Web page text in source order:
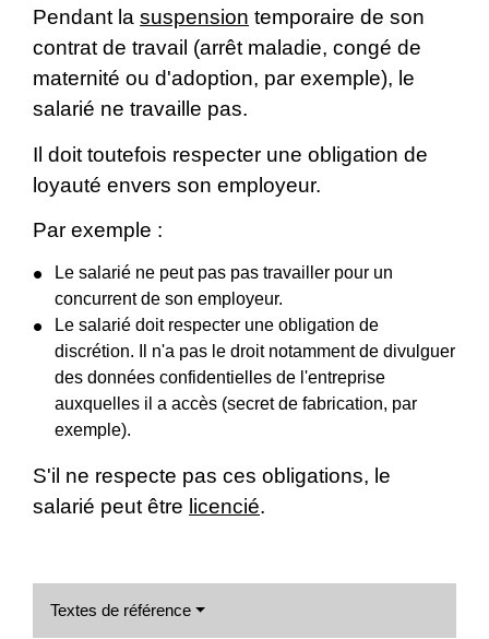
Pendant la suspension temporaire de son
contrat de travail (arrêt maladie, congé de
maternité ou d'adoption, par exemple), le
salarié ne travaille pas.
Il doit toutefois respecter une obligation de
loyauté envers son employeur.
Par exemple :
Le salarié ne peut pas pas travailler pour un
concurrent de son employeur.
Le salarié doit respecter une obligation de
discrétion. Il n'a pas le droit notamment de divulguer
des données confidentielles de l'entreprise
auxquelles il a accès (secret de fabrication, par
exemple).
S'il ne respecte pas ces obligations, le
salarié peut être licencié.
Textes de référence